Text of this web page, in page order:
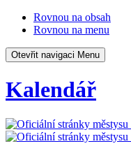
Rovnou na obsah
Rovnou na menu
Otevřit navigaci Menu
Kalendář